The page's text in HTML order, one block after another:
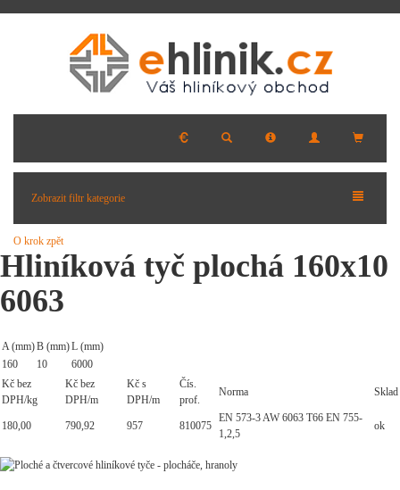
Zobrazit filtr kategorie
O krok zpět
Hliníková tyč plochá 160x10
6063
A (mm)B (mm)L (mm)
160
10
6000
Kč bez
DPH/kg
Kč bez
DPH/m
Kč s
DPH/m
Čís.
prof.
Norma Sklad
180,00 790,92 957 810075
EN 573-3 AW 6063 T66 EN 755-
1,2,5
ok